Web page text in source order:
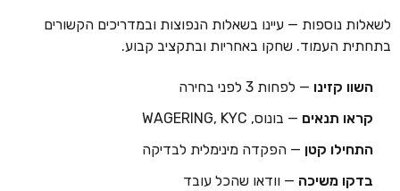
לשאלות נוספות — עיינו בשאלות הנפוצות ובמדריכים הקשורים
בתחתית העמוד. שחקו באחריות ובתקציב קבוע.
השוו קזינו — לפחות 3 לפני בחירה
קראו תנאים — בונוס, WAGERING, KYC
התחילו קטן — הפקדה מינימלית לבדיקה
בדקו משיכה — וודאו שהכל עובד